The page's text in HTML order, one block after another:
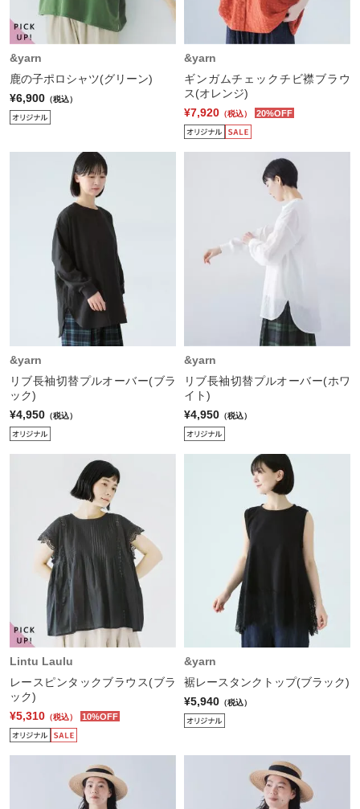
&yarn
鹿の子ポロシャツ(グリーン)
¥6,900 （税込）
&yarn
ギンガムチェックチビ襟ブラウ
ス(オレンジ)
¥7,920 （税込） 20%OFF
&yarn
リブ長袖切替プルオーバー(ブラ
ック)
¥4,950 （税込）
&yarn
リブ長袖切替プルオーバー(ホワ
イト)
¥4,950 （税込）
Lintu Laulu
レースピンタックブラウス(ブラ
ック)
¥5,310 （税込） 10%OFF
&yarn
裾レースタンクトップ(ブラック)
¥5,940 （税込）